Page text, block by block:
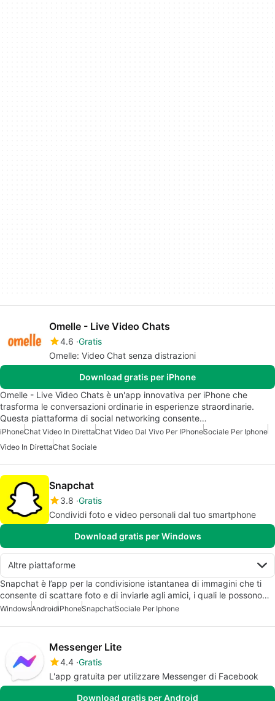
Omelle - Live Video Chats
4.6 Gratis
Omelle: Video Chat senza distrazioni
Download gratis per iPhone
Omelle - Live Video Chats è un'app innovativa per iPhone che
trasforma le conversazioni ordinarie in esperienze straordinarie.
Questa piattaforma di social networking consente…
iPhoneChat Video In DirettaChat Video Dal Vivo Per IPhoneSociale Per Iphone
Video In DirettaChat Sociale
Snapchat
3.8 Gratis
Condividi foto e video personali dal tuo smartphone
Download gratis per Windows
Altre piattaforme
Snapchat è l’app per la condivisione istantanea di immagini che ti
consente di scattare foto e di inviarle agli amici, i quali le possono…
WindowsAndroidiPhoneSnapchatSociale Per Iphone
Messenger Lite
4.4 Gratis
L'app gratuita per utilizzare Messenger di Facebook
Download gratis per Android